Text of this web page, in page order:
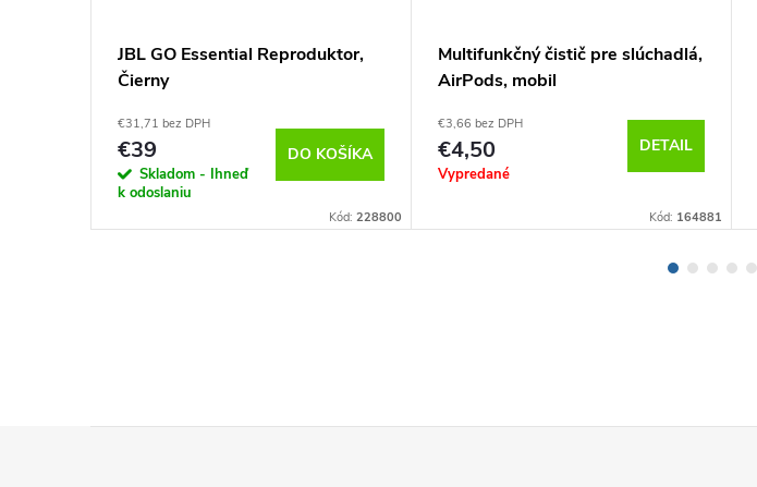
JBL GO Essential Reproduktor,
Čierny
€31,71 bez DPH
€39
Skladom - Ihneď
k odoslaniu
DO KOŠÍKA
Kód: 228800
Multifunkčný čistič pre slúchadlá,
AirPods, mobil
€3,66 bez DPH
€4,50
Vypredané
DETAIL
Kód: 164881